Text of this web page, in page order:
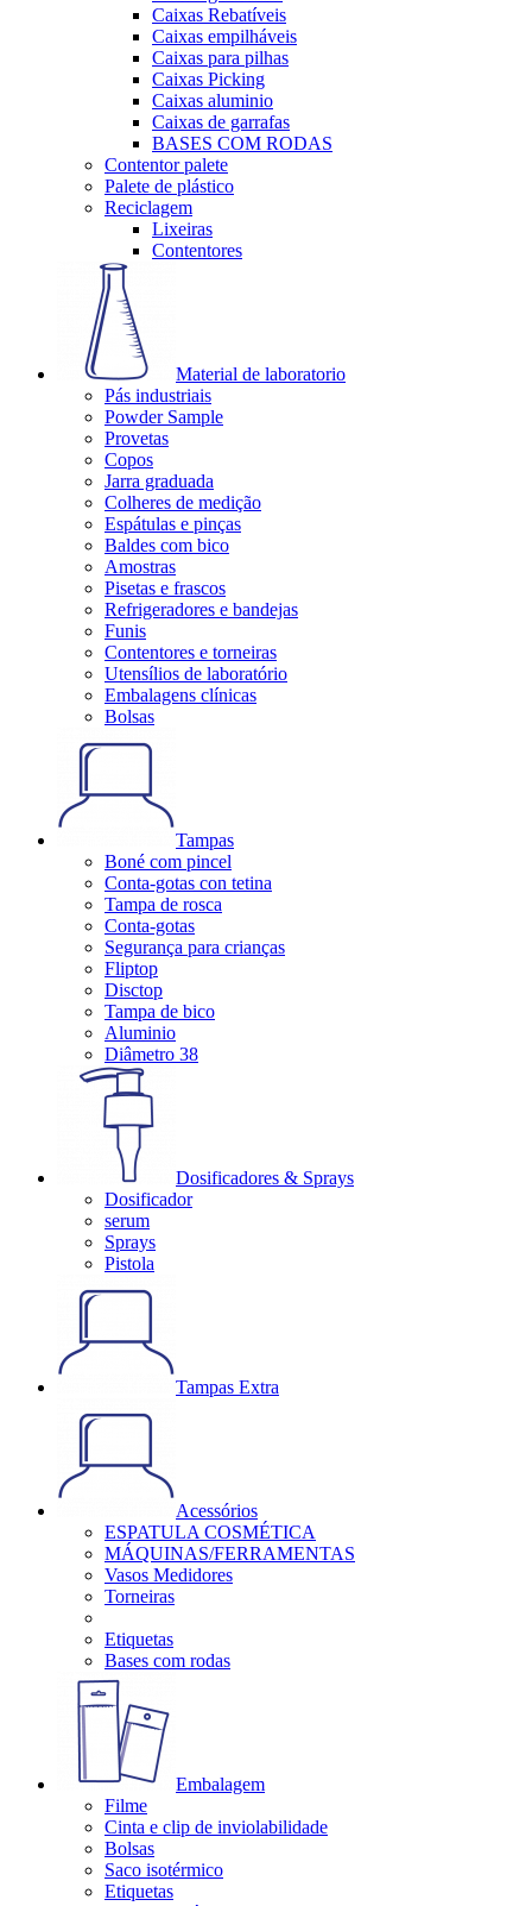
Caixas Rebatíveis
Caixas empilháveis
Caixas para pilhas
Caixas Picking
Caixas aluminio
Caixas de garrafas
BASES COM RODAS
Contentor palete
Palete de plástico
Reciclagem
Lixeiras
Contentores
Material de laboratorio
Pás industriais
Powder Sample
Provetas
Copos
Jarra graduada
Colheres de medição
Espátulas e pinças
Baldes com bico
Amostras
Pisetas e frascos
Refrigeradores e bandejas
Funis
Contentores e torneiras
Utensílios de laboratório
Embalagens clínicas
Bolsas
Tampas
Boné com pincel
Conta-gotas con tetina
Tampa de rosca
Conta-gotas
Segurança para crianças
Fliptop
Disctop
Tampa de bico
Aluminio
Diâmetro 38
Dosificadores & Sprays
Dosificador
serum
Sprays
Pistola
Tampas Extra
Acessórios
ESPATULA COSMÉTICA
MÁQUINAS/FERRAMENTAS
Vasos Medidores
Torneiras
Etiquetas
Bases com rodas
Embalagem
Filme
Cinta e clip de inviolabilidade
Bolsas
Saco isotérmico
Etiquetas